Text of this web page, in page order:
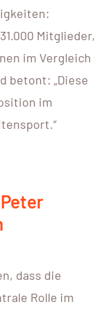
Mitglieder,
im Vergleich
betont: „Diese
im
dass die
Rolle im